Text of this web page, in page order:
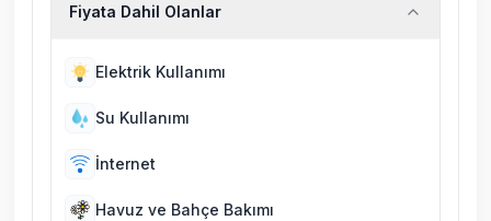
Fiyata Dahil Olanlar
Elektrik Kullanımı
Su Kullanımı
İnternet
Havuz ve Bahçe Bakımı